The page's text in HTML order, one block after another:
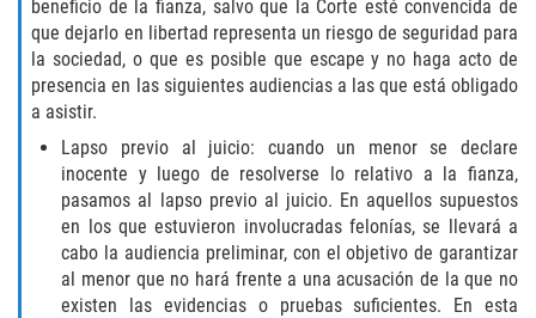
Assault with a Deadly Weapon
Assault with Caustic Chemicals
Battery with Serious Bodily Injury
Corporal Injury
Domestic Violence
beneficio de la fianza, salvo que la Corte esté convencida de
que dejarlo en libertad representa un riesgo de seguridad para
la sociedad, o que es posible que escape y no haga acto de
presencia en las siguientes audiencias a las que está obligado
a asistir.
Lapso previo al juicio: cuando un menor se declare
inocente y luego de resolverse lo relativo a la fianza,
pasamos al lapso previo al juicio. En aquellos supuestos
en los que estuvieron involucradas felonías, se llevará a
cabo la audiencia preliminar, con el objetivo de garantizar
al menor que no hará frente a una acusación de la que no
existen las evidencias o pruebas suficientes. En esta